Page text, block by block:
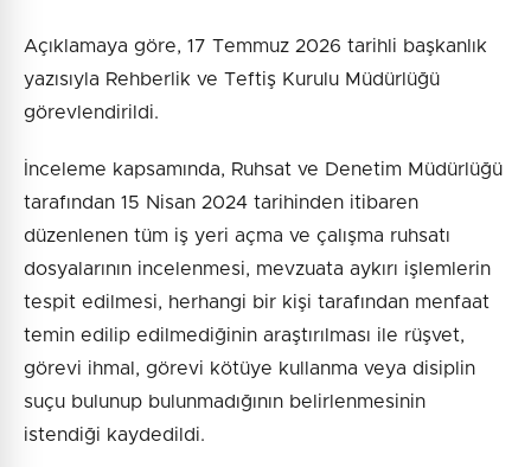
Açıklamaya göre, 17 Temmuz 2026 tarihli başkanlık
yazısıyla Rehberlik ve Teftiş Kurulu Müdürlüğü
görevlendirildi.
İnceleme kapsamında, Ruhsat ve Denetim Müdürlüğü
tarafından 15 Nisan 2024 tarihinden itibaren
düzenlenen tüm iş yeri açma ve çalışma ruhsatı
dosyalarının incelenmesi, mevzuata aykırı işlemlerin
tespit edilmesi, herhangi bir kişi tarafından menfaat
temin edilip edilmediğinin araştırılması ile rüşvet,
görevi ihmal, görevi kötüye kullanma veya disiplin
suçu bulunup bulunmadığının belirlenmesinin
istendiği kaydedildi.